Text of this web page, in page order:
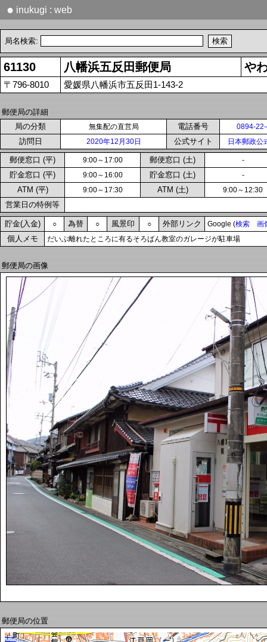
● inukugi : web
局名検索:
61130 八幡浜五反田郵便局 や
〒796-8010 愛媛県八幡浜市五反田1-143-2
郵便局の詳細
局の分類
無集配の直営局 電話番号 0894-
訪問日 2020年12月30日 公式サイト 日本郵政公
郵便窓口 (平) 9:00～17:00 郵便窓口 (土) -
貯金窓口 (平) 9:00～16:00 貯金窓口 (土) -
ATM (平) 9:00～17:30 ATM (土) 9:00～12:30
営業日の特例等
貯金(入金) ○ 為替 ○ 風景印 ○ 外部リンク Google (検索 画
個人メモ だいぶ離れたところに有るそろばん教室のガレージが駐車場
郵便局の画像
郵便局の位置